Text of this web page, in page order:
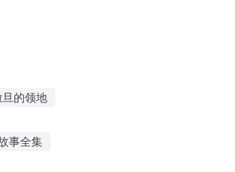
旦的领地
事全集